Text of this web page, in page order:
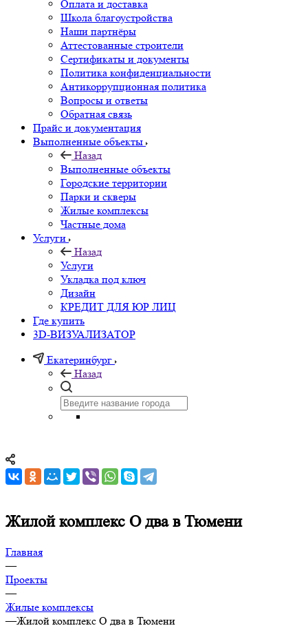
Оплата и доставка
Школа благоустройства
Наши партнёры
Аттестованные строители
Сертификаты и документы
Политика конфиденциальности
Антикоррупционная политика
Вопросы и ответы
Обратная связь
Прайс и документация
Выполненные объекты
Назад
Выполненные объекты
Городские территории
Парки и скверы
Жилые комплексы
Частные дома
Услуги
Назад
Услуги
Укладка под ключ
Дизайн
КРЕДИТ ДЛЯ ЮР ЛИЦ
Где купить
3D-ВИЗУАЛИЗАТОР
Екатеринбург
Назад
Жилой комплекс О два в Тюмени
Главная
—
Проекты
—
Жилые комплексы
—Жилой комплекс О два в Тюмени